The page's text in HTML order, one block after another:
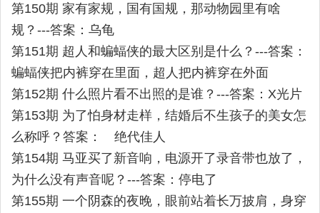
第150期 家有家规，国有国规，那动物园里有啥
规？---答案：乌龟
第151期 超人和蝙蝠侠的最大区别是什么？---答案：
蝙蝠侠把内裤穿在里面，超人把内裤穿在外面
第152期 什么照片看不出照的是谁？---答案：X光片
第153期 为了怕身材走样，结婚后不生孩子的美女怎
么称呼？答案： 绝代佳人
第154期 马亚买了新音响，电源开了录音带也放了，
为什么没有声音呢？---答案：停电了
第155期 一个阴森的夜晚，眼前站着长万披肩，身穿